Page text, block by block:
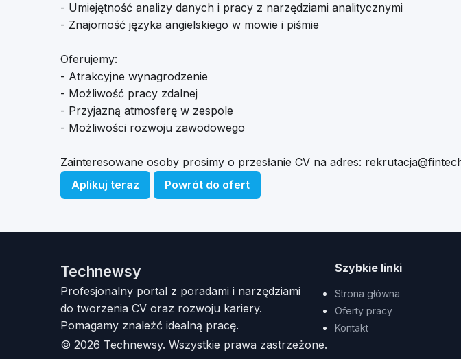
- Umiejętność analizy danych i pracy z narzędziami analitycznymi
- Znajomość języka angielskiego w mowie i piśmie
Oferujemy:
- Atrakcyjne wynagrodzenie
- Możliwość pracy zdalnej
- Przyjazną atmosferę w zespole
- Możliwości rozwoju zawodowego
Zainteresowane osoby prosimy o przesłanie CV na adres:
Aplikuj teraz
Powrót do ofert
Technewsy
Profesjonalny portal z poradami i narzędziami
do tworzenia CV oraz rozwoju kariery.
Pomagamy znaleźć idealną pracę.
Szybkie linki
Strona główna
Oferty pracy
Kontakt
© 2026 Technewsy. Wszystkie prawa zastrzeżone.